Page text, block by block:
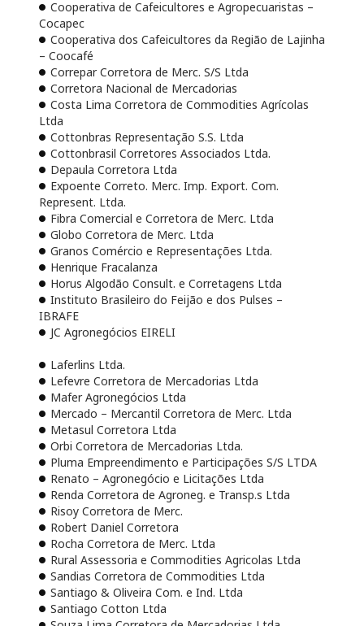
Cooperativa de Cafeicultores e Agropecuaristas –
Cocapec
Cooperativa dos Cafeicultores da Região de Lajinha
– Coocafé
Correpar Corretora de Merc. S/S Ltda
Corretora Nacional de Mercadorias
Costa Lima Corretora de Commodities Agrícolas
Ltda
Cottonbras Representação S.S. Ltda
Cottonbrasil Corretores Associados Ltda.
Depaula Corretora Ltda
Expoente Correto. Merc. Imp. Export. Com.
Represent. Ltda.
Fibra Comercial e Corretora de Merc. Ltda
Globo Corretora de Merc. Ltda
Granos Comércio e Representações Ltda.
Henrique Fracalanza
Horus Algodão Consult. e Corretagens Ltda
Instituto Brasileiro do Feijão e dos Pulses –
IBRAFE
JC Agronegócios EIRELI
Laferlins Ltda.
Lefevre Corretora de Mercadorias Ltda
Mafer Agronegócios Ltda
Mercado – Mercantil Corretora de Merc. Ltda
Metasul Corretora Ltda
Orbi Corretora de Mercadorias Ltda.
Pluma Empreendimento e Participações S/S LTDA
Renato – Agronegócio e Licitações Ltda
Renda Corretora de Agroneg. e Transp.s Ltda
Risoy Corretora de Merc.
Robert Daniel Corretora
Rocha Corretora de Merc. Ltda
Rural Assessoria e Commodities Agricolas Ltda
Sandias Corretora de Commodities Ltda
Santiago & Oliveira Com. e Ind. Ltda
Santiago Cotton Ltda